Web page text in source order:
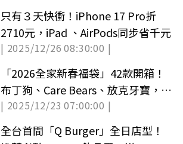
只有３天快衝！iPhone 17 Pro折
2710元，iPad 、AirPods同步省千元
| 2025/12/26 08:30:00 |
「2026全家新春福袋」42款開箱！
布丁狗、Care Bears、放克牙寶，開
賣日、價格
| 2025/12/23 07:00:00 |
全台首間「Q Burger」全日店型！